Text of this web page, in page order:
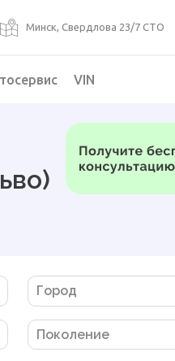
Минск, Свердлова 23/7 СТО
Проверка VIN
Пригон авто из
VIN
Город
Поколение